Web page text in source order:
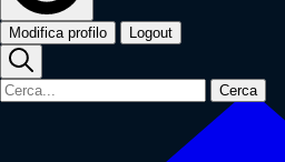
Modifica profilo Logout
Cerca